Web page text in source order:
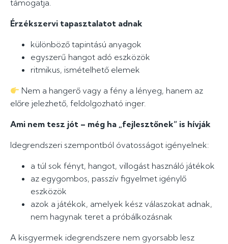
támogatja.
Érzékszervi tapasztalatot adnak
különböző tapintású anyagok
egyszerű hangot adó eszközök
ritmikus, ismételhető elemek
Nem a hangerő vagy a fény a lényeg, hanem az
előre jelezhető, feldolgozható inger.
Ami nem tesz jót – még ha „fejlesztőnek” is hívják
Idegrendszeri szempontból óvatosságot igényelnek:
a túl sok fényt, hangot, villogást használó játékok
az egygombos, passzív figyelmet igénylő
eszközök
azok a játékok, amelyek kész válaszokat adnak,
nem hagynak teret a próbálkozásnak
A kisgyermek idegrendszere nem gyorsabb lesz